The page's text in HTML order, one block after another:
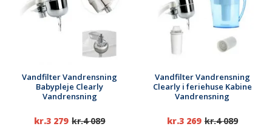
Vandfilter Vandrensning
Babypleje Clearly
Vandrensning
kr.3 279 kr.4 089
Vandfilter Vandrensning
Clearly i feriehuse Kabine
Vandrensning
kr.3 269 kr.4 089